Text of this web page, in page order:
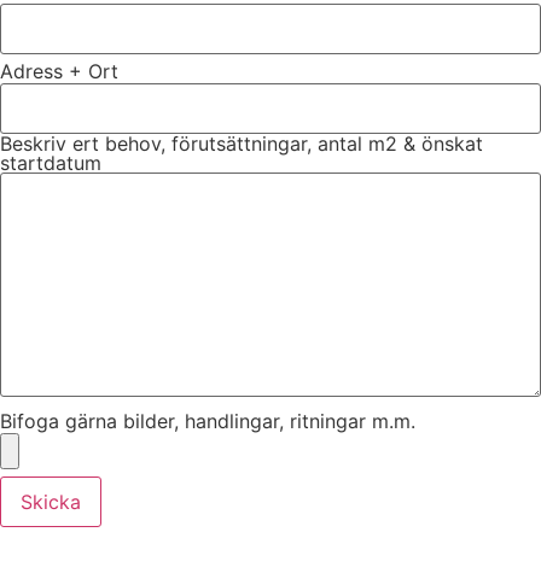
Adress + Ort
Beskriv ert behov, förutsättningar, antal m2 & önskat
startdatum
Bifoga gärna bilder, handlingar, ritningar m.m.
Skicka